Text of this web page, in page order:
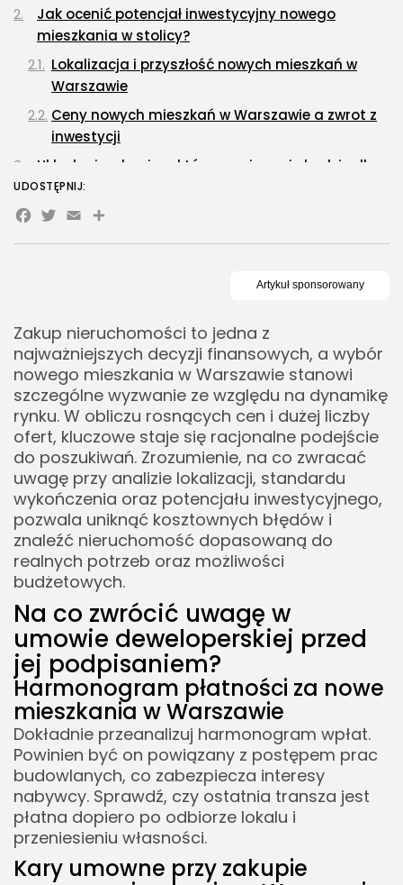
Budownictwo/Nieruchomości
83 Artykułów
Ciekawostki
35 Artykułów
Edukacja i Nauka
Zakup nieruchomości to jedna z
najważniejszych decyzji finansowych, a wybór
nowego mieszkania w Warszawie stanowi
szczególne wyzwanie ze względu na dynamikę
rynku. W obliczu rosnących cen i dużej liczby
ofert, kluczowe staje się racjonalne podejście
do poszukiwań. Zrozumienie, na co zwracać
uwagę przy analizie lokalizacji, standardu
wykończenia oraz potencjału inwestycyjnego,
pozwala uniknąć kosztownych błędów i
znaleźć nieruchomość dopasowaną do
realnych potrzeb oraz możliwości
budżetowych.
Na co zwrócić uwagę w
umowie deweloperskiej przed
jej podpisaniem?
Harmonogram płatności za nowe
mieszkania w Warszawie
Dokładnie przeanalizuj harmonogram wpłat.
Powinien być on powiązany z postępem prac
budowlanych, co zabezpiecza interesy
nabywcy. Sprawdź, czy ostatnia transza jest
płatna dopiero po odbiorze lokalu i
przeniesieniu własności.
Kary umowne przy zakupie
Jak ocenić potencjał inwestycyjny nowego
mieszkania w stolicy?
Lokalizacja i przyszłość nowych mieszkań w
Warszawie
Ceny nowych mieszkań w Warszawie a zwrot z
inwestycji
Układ mieszkania – które rozwiązanie będzie dla
Ciebie najlepsze?
Funkcjonalne nowe mieszkania w Warszawie
Układ nowego mieszkania w Warszawie a
Jakie są ukryte koszty zakupu mieszkania z rynku
Koszty notarialne a nowe mieszkania w
Warszawie
Wykończenie nowego mieszkania w Warszawie
Dodatkowe opłaty przy nowych mieszkaniach w
Warszawie
Czym kierować się przy wyborze lokalizacji
nowego mieszkania?
Dostępność komunikacji a nowe mieszkania w
Warszawie
Infrastruktura wokół nowych mieszkań w
Warszawie
Jak sprawdzić wiarygodność dewelopera przed
zakupem lokalu?
Analiza finansowa dewelopera a nowe
mieszkania w Warszawie
Opinie o inwestycjach i zakończonych
projektach nowych mieszkań w Warszawie
Jakie elementy wykończenia podnoszą wartość
nowej nieruchomości?
Standard wykończenia nowych mieszkań w
Warszawie
Inwestycja w materiały dla nowego mieszkania
UDOSTĘPNIJ:
Facebook
Twitter
EmailShare